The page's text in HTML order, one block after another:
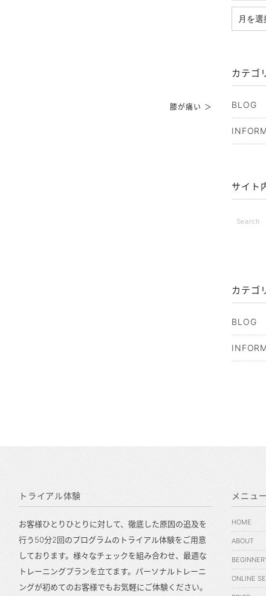
膝が痛い ＞
カテゴ
BLOG
サイト
カテゴ
BLOG
トライアル体験
お客様ひとりひとりに対して、徹底した原因の追及を
行う50分2回のプログラムのトライアル体験をご用意
しております。様々なチェックを組み合わせ、最適な
トレーニングプランを立てます。パーソナルトレーニ
ングが初めてのお客様でもお気軽にご体験ください。
メニュー
HOME
ABOUT
ONLINE